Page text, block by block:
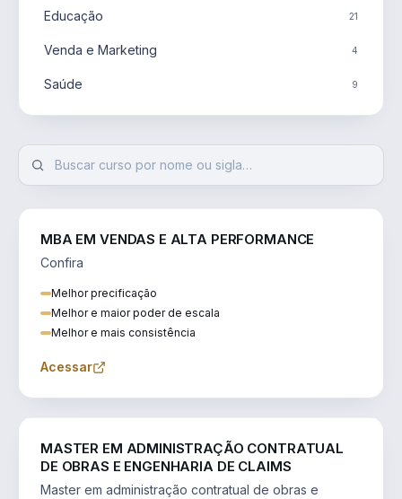
Educação 21
Venda e Marketing 4
Saúde 9
MBA EM VENDAS E ALTA PERFORMANCE
Confira
Melhor precificação
Melhor e maior poder de escala
Melhor e mais consistência
Acessar
MASTER EM ADMINISTRAÇÃO CONTRATUAL
DE OBRAS E ENGENHARIA DE CLAIMS
Master em administração contratual de obras e